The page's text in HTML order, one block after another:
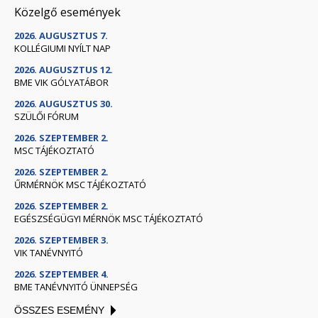
Közelgő események
2026. AUGUSZTUS 7.
KOLLÉGIUMI NYÍLT NAP
2026. AUGUSZTUS 12.
BME VIK GÓLYATÁBOR
2026. AUGUSZTUS 30.
SZÜLŐI FÓRUM
2026. SZEPTEMBER 2.
MSC TÁJÉKOZTATÓ
2026. SZEPTEMBER 2.
ŰRMÉRNÖK MSC TÁJÉKOZTATÓ
2026. SZEPTEMBER 2.
EGÉSZSÉGÜGYI MÉRNÖK MSC TÁJÉKOZTATÓ
2026. SZEPTEMBER 3.
VIK TANÉVNYITÓ
2026. SZEPTEMBER 4.
BME TANÉVNYITÓ ÜNNEPSÉG
ÖSSZES ESEMÉNY